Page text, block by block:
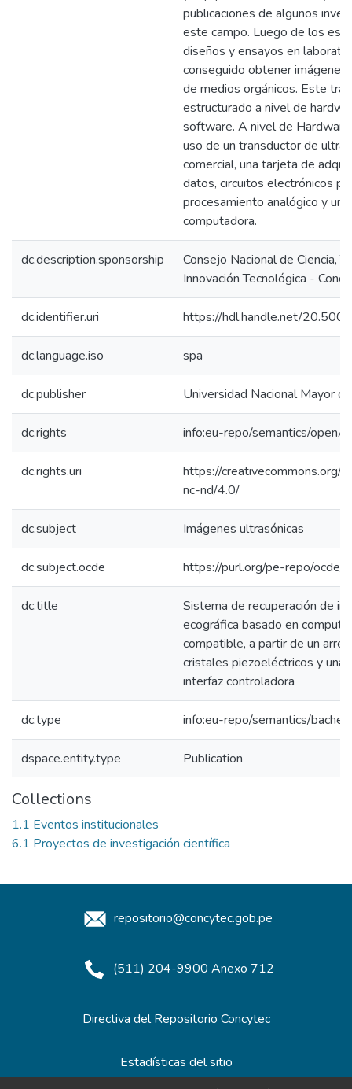
publicaciones de algunos
este campo. Luego de los
diseños y ensayos en
conseguido obtener imágenes
de medios orgánicos. Este
estructurado a nivel de
software. A nivel de
uso de un transductor de
comercial, una tarjeta de
datos, circuitos electrónicos
procesamiento analógico y una
computadora.
dc.description.sponsorship
Consejo Nacional de Ciencia,
Innovación Tecnológica -
dc.identifier.uri https://hdl.handle.net/
dc.language.iso spa
dc.publisher Universidad Nacional Mayor
dc.rights info:eu-repo/semantics/
dc.rights.uri
https://creativecommons.org/
nc-nd/4.0/
dc.subject Imágenes ultrasónicas
dc.subject.ocde https://purl.org/pe-repo/ocde/
dc.title
Sistema de recuperación de
ecográfica basado en
compatible, a partir de un
cristales piezoeléctricos y una
interfaz controladora
dc.type info:eu-repo/semantics/
dspace.entity.type Publication
Collections
1.1 Eventos institucionales
6.1 Proyectos de investigación científica
repositorio@concytec.gob.pe
(511) 204-9900 Anexo 712
Directiva del Repositorio Concytec
Estadísticas del sitio